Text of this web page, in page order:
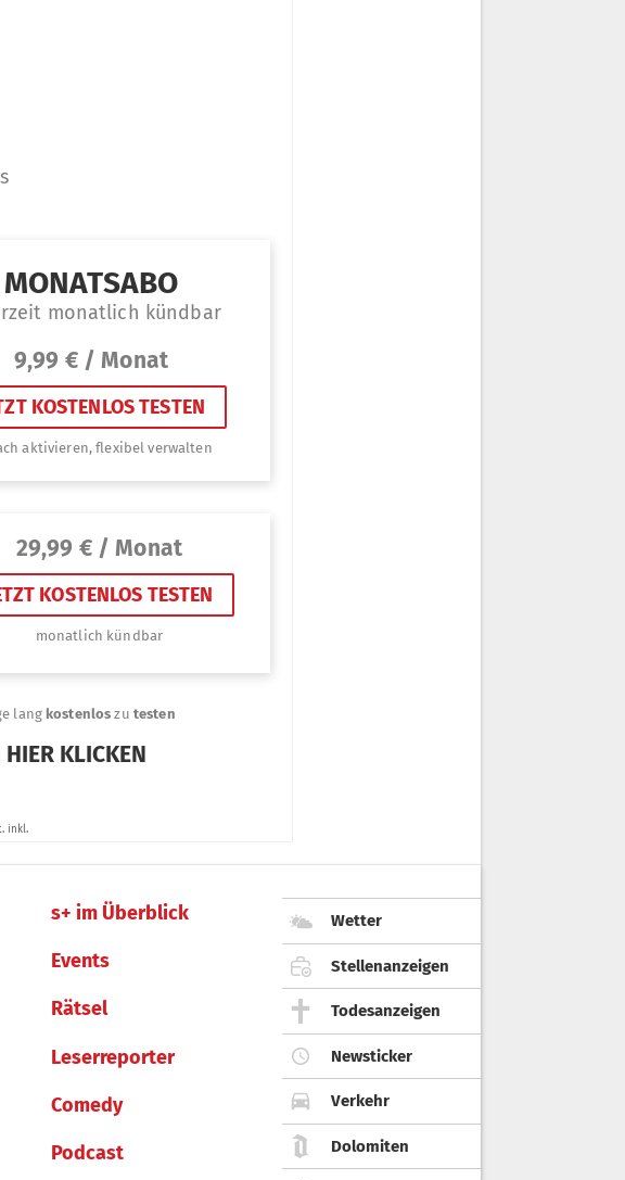
s+ im Überblick
Events
Rätsel
Leserreporter
Comedy
Podcast
Wetter
Stellenanzeigen
Todesanzeigen
Newsticker
Verkehr
Dolomiten